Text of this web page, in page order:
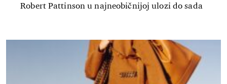
Robert Pattinson u najneobičnijoj ulozi do sada